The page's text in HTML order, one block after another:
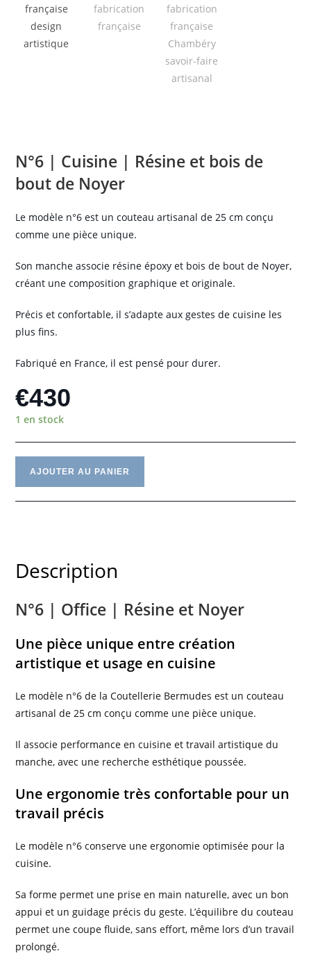
N°6 | Cuisine | Résine et bois de
bout de Noyer
Le modèle n°6 est un couteau artisanal de 25 cm conçu
comme une pièce unique.
Son manche associe résine époxy et bois de bout de Noyer,
créant une composition graphique et originale.
Précis et confortable, il s’adapte aux gestes de cuisine les
plus fins.
Fabriqué en France, il est pensé pour durer.
€430
1 en stock
AJOUTER AU PANIER
Description
N°6 | Office | Résine et Noyer
Une pièce unique entre création
artistique et usage en cuisine
Le modèle n°6 de la Coutellerie Bermudes est un couteau
artisanal de 25 cm conçu comme une pièce unique.
Il associe performance en cuisine et travail artistique du
manche, avec une recherche esthétique poussée.
Une ergonomie très confortable pour un
travail précis
Le modèle n°6 conserve une ergonomie optimisée pour la
cuisine.
Sa forme permet une prise en main naturelle, avec un bon
appui et un guidage précis du geste. L’équilibre du couteau
permet une coupe fluide, sans effort, même lors d’un travail
prolongé.